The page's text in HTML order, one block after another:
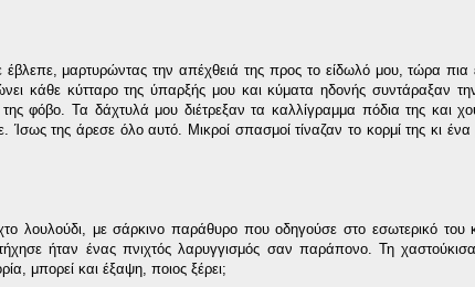
μαρτυρώντας την απέχθειά της προς το είδωλό μου, τώρα πια
κάθε κύτταρο της ύπαρξής μου και κύματα ηδονής συντάραξαν
φόβο. Τα δάχτυλά μου διέτρεξαν τα καλλίγραμμα πόδια της και
της άρεσε όλο αυτό. Μικροί σπασμοί τίναζαν το κορμί της κι ένα
λουλούδι, με σάρκινο παράθυρο που οδηγούσε στο εσωτερικό του
ήταν ένας πνιχτός λαρυγγισμός σαν παράπονο. Τη
μπορεί και έξαψη, ποιος ξέρει;